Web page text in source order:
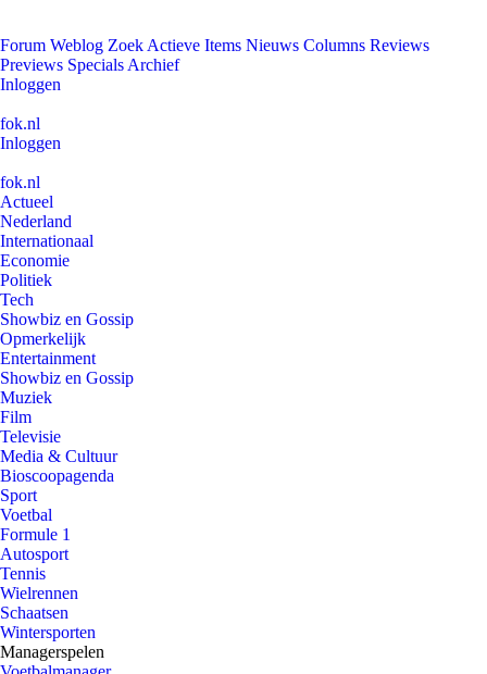
Forum Weblog Zoek Actieve Items Nieuws Columns Reviews
Previews Specials Archief
Inloggen
fok.nl
Inloggen
fok.nl
Actueel
Nederland
Internationaal
Economie
Politiek
Tech
Showbiz en Gossip
Opmerkelijk
Entertainment
Showbiz en Gossip
Muziek
Film
Televisie
Media & Cultuur
Bioscoopagenda
Sport
Voetbal
Formule 1
Autosport
Tennis
Wielrennen
Schaatsen
Wintersporten
Managerspelen